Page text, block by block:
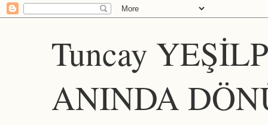
Tuncay
ANINDA